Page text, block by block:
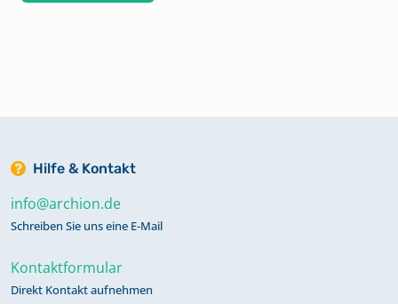
Hilfe & Kontakt
info@archion.de
Schreiben Sie uns eine E-Mail
Kontaktformular
Direkt Kontakt aufnehmen